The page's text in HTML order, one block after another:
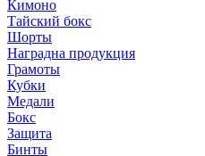
Кимоно
Тайский бокс
Шорты
Наградна продукция
Грамоты
Кубки
Медали
Бокс
Защита
Бинты